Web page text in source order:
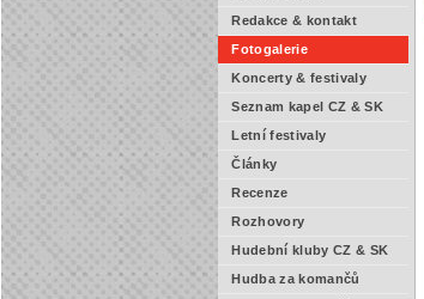
Redakce & kontakt
Fotogalerie
Koncerty & festivaly
Seznam kapel CZ & SK
Letní festivaly
Články
Recenze
Rozhovory
Hudební kluby CZ & SK
Hudba za komančů